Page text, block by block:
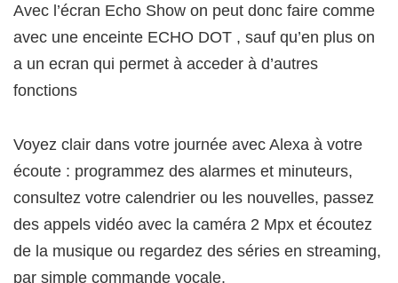
Avec l’écran Echo Show on peut donc faire comme
avec une enceinte ECHO DOT , sauf qu’en plus on
a un ecran qui permet à acceder à d’autres
fonctions
Voyez clair dans votre journée avec Alexa à votre
écoute : programmez des alarmes et minuteurs,
consultez votre calendrier ou les nouvelles, passez
des appels vidéo avec la caméra 2 Mpx et écoutez
de la musique ou regardez des séries en streaming,
par simple commande vocale.